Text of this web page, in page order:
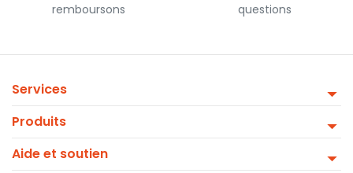
remboursons
questions
Services
Produits
Aide et soutien